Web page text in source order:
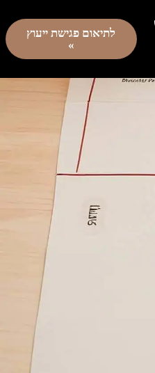
לתיאום פגישת ייעוץ
»